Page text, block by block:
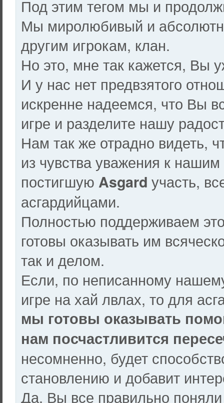
Под этим тегом мы и
Мы миролюбивый и
другим игрокам, клан.
Но это, мне так кажется, Вы
И у нас нет предвзятого
искренне надеемся, что Вы
игре и разделите нашу
Нам так же отрадно видеть,
из чувства уважения к
постигшую Asgard участь,
асгардийцами.
Полностью поддерживаем
готовы оказывать им
так и делом.
Если, по неписанному
игре на хай лвлах, то для
мы готовы оказывать
нам посчастливится
несомненно, будет
становлению и добавит
Да, Вы все правильно